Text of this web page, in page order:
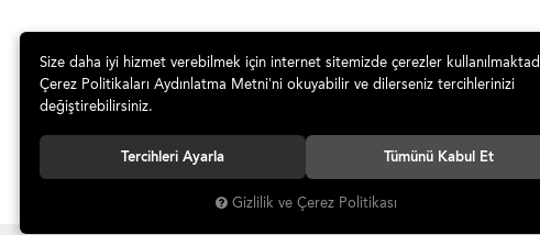
Size daha iyi hizmet verebilmek için internet sitemizde çerezler
Çerez Politikaları Aydınlatma Metni’ni okuyabilir ve dilerseniz tercihlerinizi
değiştirebilirsiniz.
Tercihleri Ayarla Tümünü Kabul Et
Gizlilik ve Çerez Politikası